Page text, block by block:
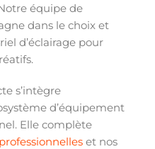
équipe de
dans le choix et
d’éclairage pour
s’intègre
d’équipement
Elle complète
et nos